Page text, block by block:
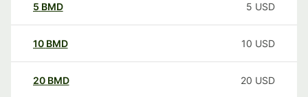
5 BMD 5 USD
10 BMD 10 USD
20 BMD 20 USD